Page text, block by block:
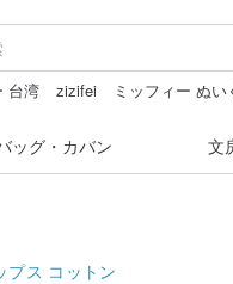
台湾 zizifei ミッフィー ぬい
ッグ・カバン 文
プス コットン